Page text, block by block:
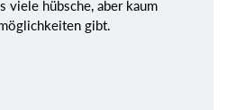
viele hübsche, aber kaum
gibt.